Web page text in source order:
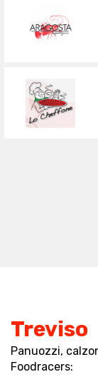
Treviso
Panuozzi,
Foodracers: